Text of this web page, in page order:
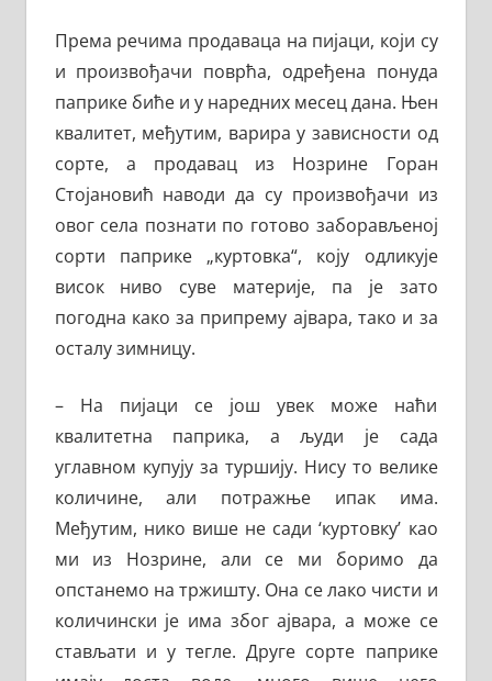
Према речима продаваца на пијаци, који су
и произвођачи поврћа, одређена понуда
паприке биће и у наредних месец дана. Њен
квалитет, међутим, варира у зависности од
сорте, а продавац из Нозрине Горан
Стојановић наводи да су произвођачи из
овог села познати по готово заборављеној
сорти паприке „куртовка“, коју одликује
висок ниво суве материје, па је зато
погодна како за припрему ајвара, тако и за
осталу зимницу.
– На пијаци се још увек може наћи
квалитетна паприка, а људи је сада
углавном купују за туршију. Нису то велике
количине, али потражње ипак има.
Међутим, нико више не сади ‘куртовку’ као
ми из Нозрине, али се ми боримо да
опстанемо на тржишту. Она се лако чисти и
количински је има због ајвара, а може се
стављати и у тегле. Друге сорте паприке